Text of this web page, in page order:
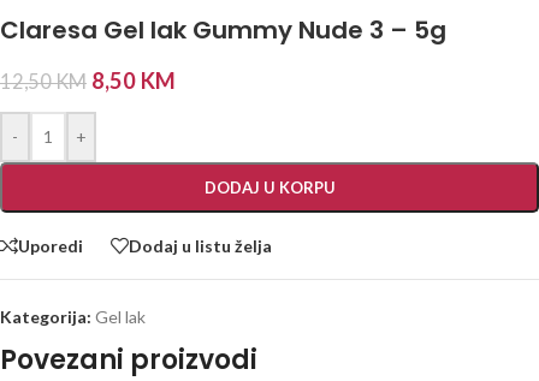
Claresa Gel lak Gummy Nude 3 – 5g
12,50KM 8,50 KM
- +
DODAJ U KORPU
Uporedi Dodaj u listu želja
Kategorija: Gel lak
Povezani proizvodi